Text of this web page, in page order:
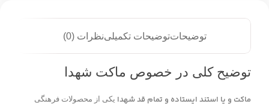
توضیحاتتوضیحات تکمیلینظرات (0)
توضیح کلی در خصوص ماکت شهدا
ماکت و یا استند ایستاده و تمام قد شهدا یکی از محصولات فرهنگی